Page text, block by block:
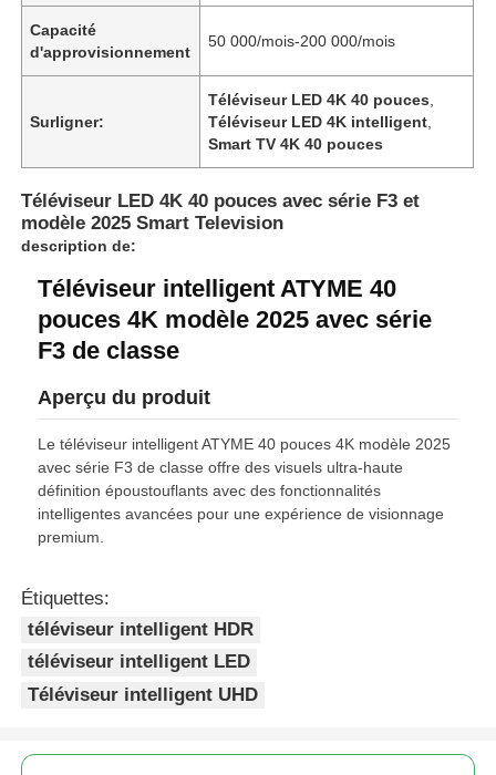
Capacité
d'approvisionnement
50 000/mois-200 000/mois
Surligner:
Téléviseur LED 4K 40 pouces
Téléviseur LED 4K intelligent
Smart TV 4K 40 pouces
Téléviseur LED 4K 40 pouces avec série F3 et
modèle 2025 Smart Television
description de:
Téléviseur intelligent ATYME 40
pouces 4K modèle 2025 avec série
F3 de classe
Aperçu du produit
Le téléviseur intelligent ATYME 40 pouces 4K modèle 2025
avec série F3 de classe offre des visuels ultra-haute
définition époustouflants avec des fonctionnalités
intelligentes avancées pour une expérience de visionnage
premium.
Étiquettes:
téléviseur intelligent HDR
téléviseur intelligent LED
Téléviseur intelligent UHD